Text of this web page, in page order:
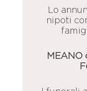
Lo
nipoti
MEANO